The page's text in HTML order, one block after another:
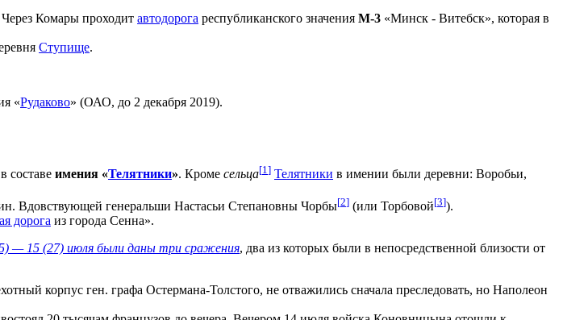
Через Комары проходит автодорога республиканского значения М-3 «Минск - Витебск», которая в
Ступище.
«Рудаково» (ОАО, до 2 декабря 2019).
составе имения «Телятники». Кроме сельца[1 ] Телятники в имении были деревни: Воробьи,
Вдовствующей генеральши Настасьи Степановны Чорбы[2] (или Торбовой[3]).
дорога из города Сенна».
— 15 (27) июля были даны три сражения, два из которых были в непосредственной близости от
корпус ген. графа Остермана-Толстого, не отважились сначала преследовать, но Наполеон